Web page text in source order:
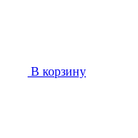
В корзину